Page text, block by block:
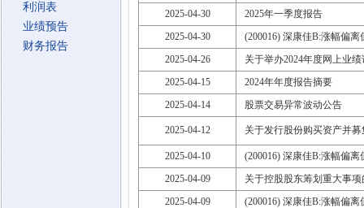
利润表
业绩预告
财务报告
2025-04-30
2025年一季度报告
2025-04-30
(200016) 深康佳B:涨幅偏离
2025-04-26
关于举办2024年度网上业
2025-04-15
2024年年度报告摘要
2025-04-14
股票交易异常波动公告
2025-04-12 关于发行股份购买资产并
2025-04-10
(200016) 深康佳B:涨幅偏离
2025-04-09
关于控股股东筹划重大事
2025-04-09
(200016) 深康佳B:涨幅偏离